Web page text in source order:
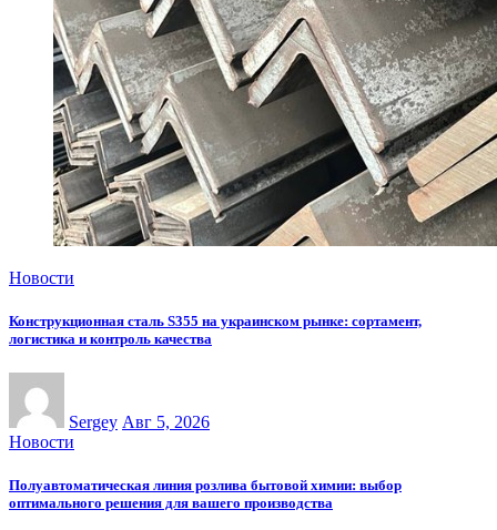
Новости
Конструкционная сталь S355 на украинском рынке: сортамент,
логистика и контроль качества
Sergey Авг 5, 2026
Новости
Полуавтоматическая линия розлива бытовой химии: выбор
оптимального решения для вашего производства